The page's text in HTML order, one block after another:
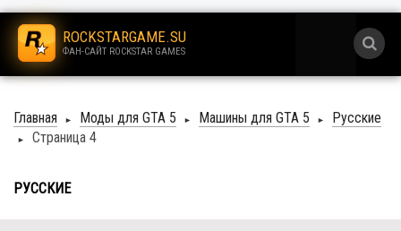
.
ROCKSTARGAME.SU
ФАН-САЙТ ROCKSTAR GAMES
.
Главная
► Моды для GTA 5 ► Машины для GTA 5 ► Русские
► Страница 4
РУССКИЕ